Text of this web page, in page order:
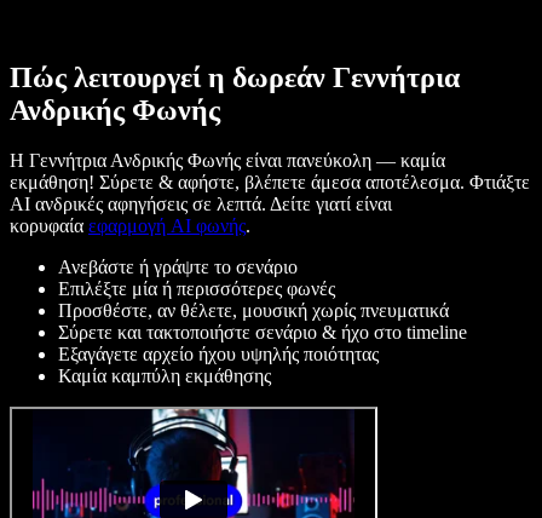
Πώς λειτουργεί η δωρεάν Γεννήτρια
Ανδρικής Φωνής
Η Γεννήτρια Ανδρικής Φωνής είναι πανεύκολη — καμία
εκμάθηση! Σύρετε & αφήστε, βλέπετε άμεσα αποτέλεσμα. Φτιάξτε
AI ανδρικές αφηγήσεις σε λεπτά. Δείτε γιατί είναι
κορυφαία εφαρμογή AI φωνής.
Ανεβάστε ή γράψτε το σενάριο
Επιλέξτε μία ή περισσότερες φωνές
Προσθέστε, αν θέλετε, μουσική χωρίς πνευματικά
Σύρετε και τακτοποιήστε σενάριο & ήχο στο timeline
Εξαγάγετε αρχείο ήχου υψηλής ποιότητας
Καμία καμπύλη εκμάθησης